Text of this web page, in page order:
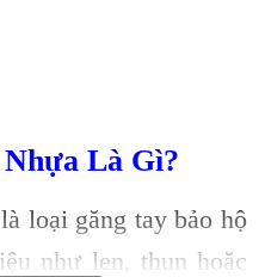
Là Gì?
loại găng tay bảo hộ
như len, thun hoặc